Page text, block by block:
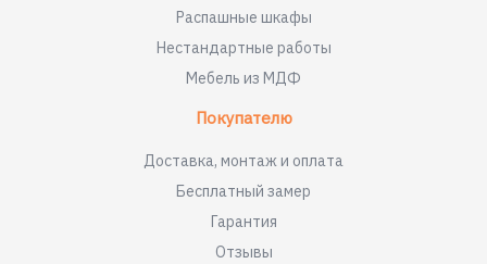
Распашные шкафы
Нестандартные работы
Мебель из МДФ
Покупателю
Доставка, монтаж и оплата
Бесплатный замер
Гарантия
Отзывы